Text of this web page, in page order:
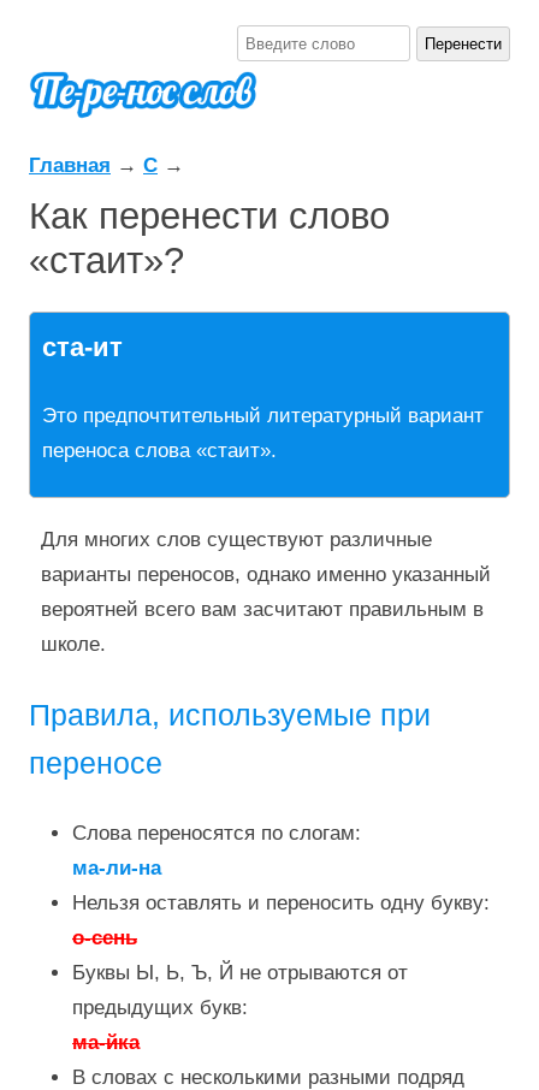
Главная → С →
Как перенести слово
«стаит»?
ста-ит
Это предпочтительный литературный вариант
переноса слова «стаит».
Для многих слов существуют различные
варианты переносов, однако именно указанный
вероятней всего вам засчитают правильным в
школе.
Правила, используемые при
переносе
Слова переносятся по слогам:
ма-ли-на
Нельзя оставлять и переносить одну букву:
о-сень
Буквы Ы, Ь, Ъ, Й не отрываются от
предыдущих букв:
ма-йка
В словах с несколькими разными подряд